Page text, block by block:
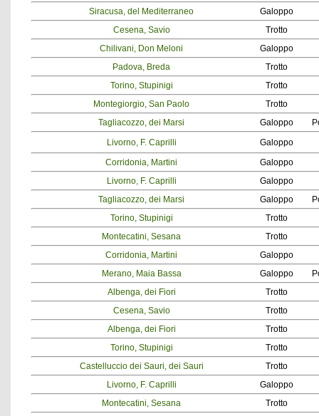
Siracusa, del Mediterraneo
Galoppo
Cesena, Savio
Trotto
Chilivani, Don Meloni
Galoppo
Padova, Breda
Trotto
Torino, Stupinigi
Trotto
Montegiorgio, San Paolo
Trotto
Tagliacozzo, dei Marsi
Galoppo
Livorno, F. Caprilli
Galoppo
Corridonia, Martini
Galoppo
Livorno, F. Caprilli
Galoppo
Tagliacozzo, dei Marsi
Galoppo
Torino, Stupinigi
Trotto
Montecatini, Sesana
Trotto
Corridonia, Martini
Galoppo
Merano, Maia Bassa
Galoppo
Albenga, dei Fiori
Trotto
Cesena, Savio
Trotto
Albenga, dei Fiori
Trotto
Torino, Stupinigi
Trotto
Castelluccio dei Sauri, dei Sauri
Trotto
Livorno, F. Caprilli
Galoppo
Montecatini, Sesana
Trotto